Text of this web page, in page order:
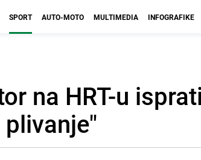
SPORT AUTO-MOTO MULTIMEDIA INFOGRAFIKE
na HRT-u